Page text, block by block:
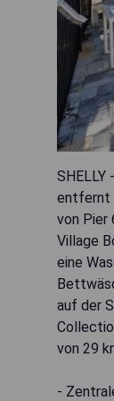
entfernt
von Pier
Village
eine
auf der
von 29
-